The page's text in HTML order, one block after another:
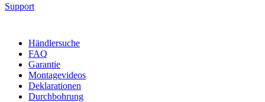
Support
Händlersuche
FAQ
Garantie
Montagevideos
Deklarationen
Durchbohrung